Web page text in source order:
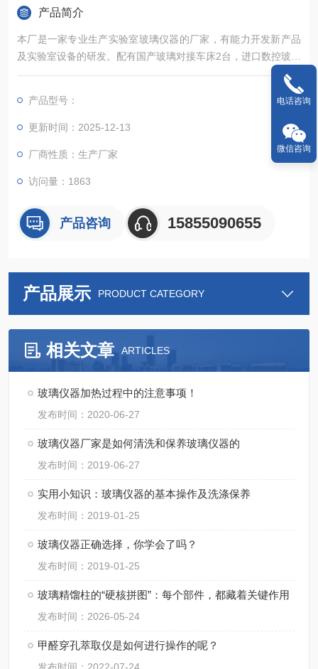
产品简介
本厂是一家专业生产实验室玻璃仪器的厂家，有能力开发新产品
及实验室设备的研发。配有国产玻璃对接车床2台，进口数控玻璃
机床一台，从而解决高，精，尖，玻璃加工的难题。为国内数家
玻璃仪器厂家贴牌生产，本厂以高质量，和精致的外观，赢得国
外客户的信赖，产品远销东南亚国家。
产品型号：
更新时间：2025-12-13
厂商性质：生产厂家
访问量：1863
产品咨询 15855090655
产品展示 PRODUCT CATEGORY
相关文章 ARTICLES
玻璃仪器加热过程中的注意事项！
发布时间：2020-06-27
玻璃仪器厂家是如何清洗和保养玻璃仪器的
发布时间：2019-06-27
实用小知识：玻璃仪器的基本操作及洗涤保养
发布时间：2019-01-25
玻璃仪器正确选择，你学会了吗？
发布时间：2019-01-25
玻璃精馏柱的“硬核拼图”：每个部件，都藏着关键作用
发布时间：2026-05-24
甲醛穿孔萃取仪是如何进行操作的呢？
电话咨询
微信咨询